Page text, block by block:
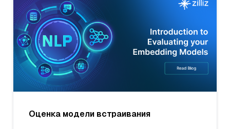
Оценка модели встраивания